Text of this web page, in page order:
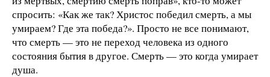
спросить: «Как же так? Христос победил смерть, а мы
умираем? Где эта победа?». Просто не все понимают,
что смерть — это не переход человека из одного
состояния бытия в другое. Смерть — это когда умирает
душа.